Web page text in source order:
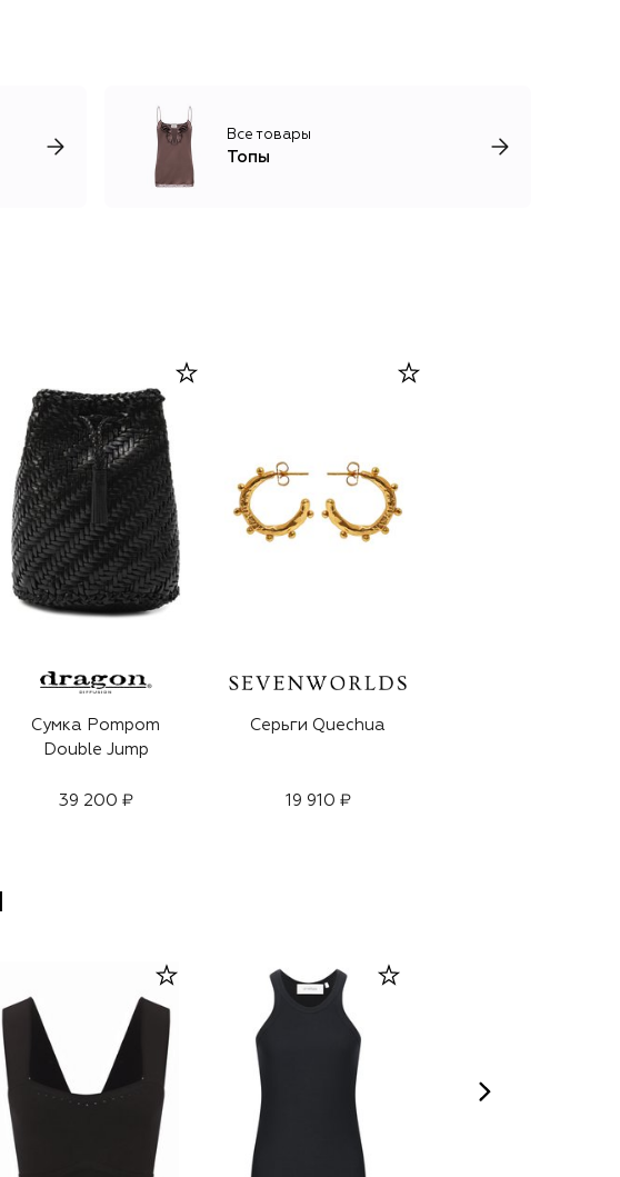
Все товары
Топы
Сумка Pompom
Double Jump
39 200 ₽
Серьги Quechua
19 910 ₽